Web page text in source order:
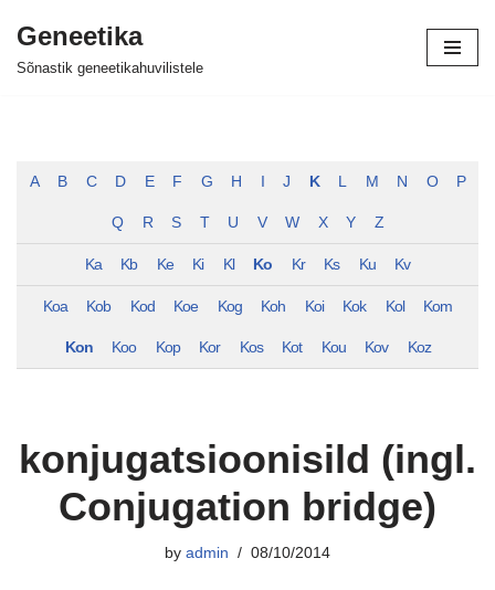
Skip
Geneetika
Sõnastik geneetikahuvilistele
A B C D E F G H J K L M N O P
Q R S T U V W X Y Z
Ka Kb Ke Ki Kl Ko Kr Ks Ku Kv
Koa Kob Kod Koe Kog Koh Koi Kok Kol Kom
Kon Koo Kop Kor Kos Kot Kou Kov Koz
konjugatsioonisild (ingl.
Conjugation bridge)
by admin 08/10/2014